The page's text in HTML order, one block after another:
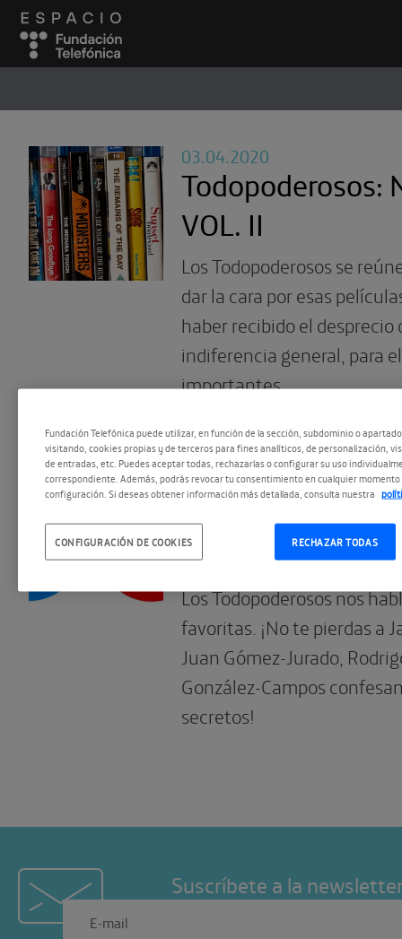
03.04.2020
Todopoderosos:
VOL. II
Los Todopoderosos se
dar la cara por esas
haber recibido el desprecio
indiferencia general, para
importantes.
20.03.2020
Todopoderosos:
no te metas
Los Todopoderosos nos
favoritas. ¡No te pierdas a
Juan Gómez-Jurado,
González-Campos
secretos!
Suscríbete a la
Fundación Telefónica puede utilizar, en función de la sección, subdominio o
visitando, cookies propias y de terceros para fines analíticos, de personalización,
de entradas, etc. Puedes aceptar todas, rechazarlas o configurar su uso
correspondiente. Además, podrás revocar tu consentimiento en cualquier momento
configuración. Si deseas obtener información más detallada, consulta nuestra
RECHAZAR TODAS
CONFIGURACIÓN DE COOKIES